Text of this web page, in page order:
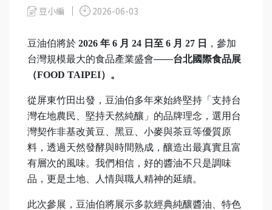
豆小編 2026-06-03
豆油伯將於 2026 年 6 月 24 日至 6 月 27 日
，參加
台灣規模最大的食品產業盛會——台北國際食品展
（FOOD TAIPEI）。
從屏東竹田出發，豆油伯多年來始終堅持「支持台
灣在地農民、堅持天然純釀」的品牌理念，選用台
灣契作非基改黃豆、黑豆、小麥與茶豆等優質原
料，透過天然發酵與時間熟成，釀造出最真實且富
有層次的風味。我們相信，好的醬油不只是調味
品，更是土地、人情與職人精神的延續。
此次參展，豆油伯將展示多款經典純釀醬油、特色